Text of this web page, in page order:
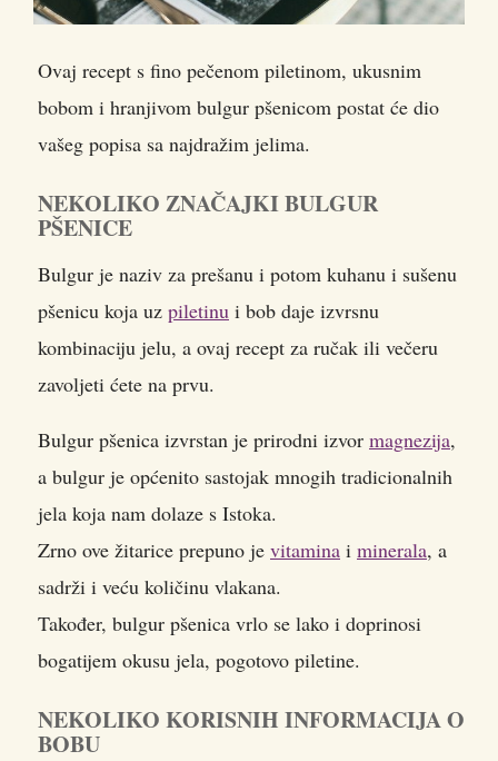
Ovaj recept s fino pečenom piletinom, ukusnim
bobom i hranjivom bulgur pšenicom postat će dio
vašeg popisa sa najdražim jelima.
NEKOLIKO ZNAČAJKI BULGUR
PŠENICE
Bulgur je naziv za prešanu i potom kuhanu i sušenu
pšenicu koja uz piletinu i bob daje izvrsnu
kombinaciju jelu, a ovaj recept za ručak ili večeru
zavoljeti ćete na prvu.
Bulgur pšenica izvrstan je prirodni izvor magnezija,
a bulgur je općenito sastojak mnogih tradicionalnih
jela koja nam dolaze s Istoka.
Zrno ove žitarice prepuno je vitamina i minerala, a
sadrži i veću količinu vlakana.
Također, bulgur pšenica vrlo se lako i doprinosi
bogatijem okusu jela, pogotovo piletine.
NEKOLIKO KORISNIH INFORMACIJA O
BOBU